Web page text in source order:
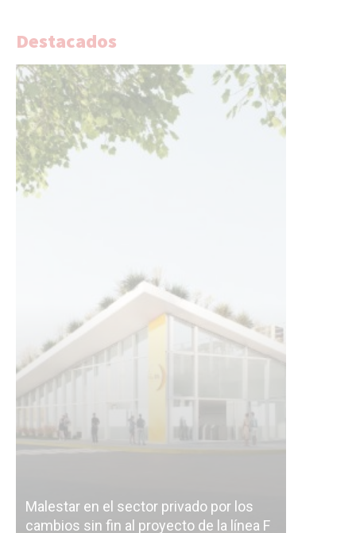
Destacados
Malestar en el sector privado por los
cambios sin fin al proyecto de la línea F